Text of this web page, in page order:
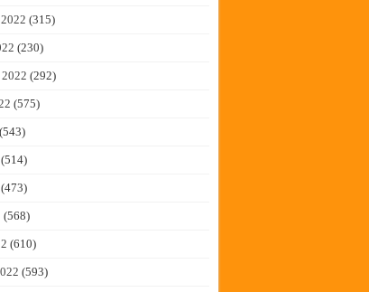
(315)
(230)
2022 (292)
(575)
(543)
(514)
(473)
(568)
(610)
(593)